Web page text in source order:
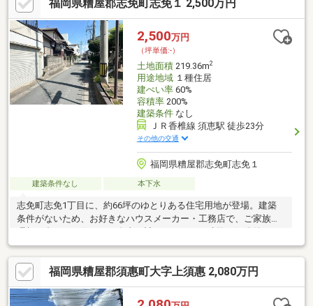
福岡県糟屋郡志免町志免１ 2,500万円
2,500万円
（坪単価:-）
土地面積219.36m2
用途地域１種住居
建ぺい率60%
容積率200%
建築条件なし
ＪＲ香椎線 須恵駅 徒歩23分
その他の交通
福岡県糟屋郡志免町志免１
建築条件なし 本下水
志免町志免1丁目に、約66坪のゆとりある住宅用地が登場。建築
条件がないため、お好きなハウスメーカー・工務店で、ご家族の
地でのお引渡し。志免中央小学校、シーメイト、ルミエールが徒
歩圏内で、イオンモール福岡へも車で約4分。庭付き住宅や駐車場
を広く確保したプランにもおすすめです。まずは現地で、広さと
周辺環境をご確認ください。
福岡県糟屋郡須惠町大字上須惠 2,080万円